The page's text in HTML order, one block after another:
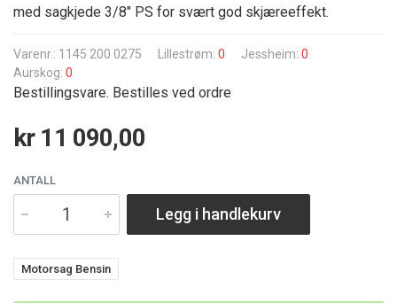
med sagkjede 3/8" PS for svært god skjæreeffekt.
Varenr.: 1145 200 0275 Lillestrøm: 0 Jessheim: 0
Aurskog: 0
Bestillingsvare. Bestilles ved ordre
kr 11 090,00
ANTALL
Legg i handlekurv
Motorsag Bensin